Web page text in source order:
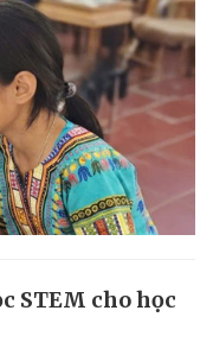
STEM cho học